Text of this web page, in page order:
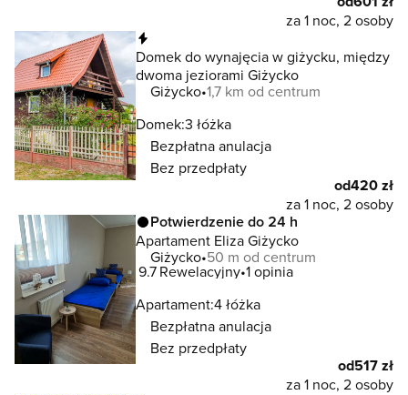
za 1 noc, 2 osoby
Domek do wynajęcia w giżycku, między
dwoma jeziorami Giżycko
Giżycko 1,7 km od centrum
Domek:3 łóżka
Bezpłatna anulacja
Bez przedpłaty
od420 zł
za 1 noc, 2 osoby
Potwierdzenie do 24 h
Apartament Eliza Giżycko
Giżycko 50 m od centrum
9.7Rewelacyjny 1 opinia
Apartament:4 łóżka
Bezpłatna anulacja
Bez przedpłaty
od517 zł
za 1 noc, 2 osoby